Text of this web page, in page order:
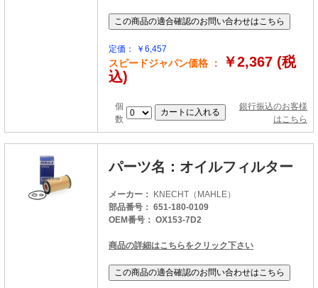
定価： ￥6,457
スピードジャパン価格 ：
￥2,367 (税
込)
個
数
銀行振込のお客様
はこちら
パーツ名：オイルフィルター
メーカー：
KNECHT（MAHLE）
部品番号： 651-180-0109
OEM番号： OX153-7D2
商品の詳細はこちらをクリック下さい